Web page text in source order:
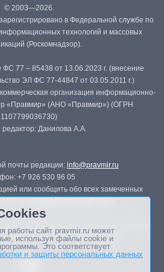
© 2003—2026.
в Федеральной службе по
технологий и массовых
(Роскомнадзор).
77 – 85438 от 13.06.2023 г. (внесение
ЭЛ ФС 77-44847 от 03.05.2011 г.)
организация информационно-
«Правмир» (АНО «Правмир») (ОГРН
1107799036730)
редактор: Данилова А.А.
почты редакции: info@pravmir.ru
+7 926 530 96 05
или сообщить обо всех замеченных
в печатных изданиях (книгах, прессе)
разрешения редакции.
работы сайт pravmir.ru может
используя файлы cookie и
Это соответствует
и защиты персональных данных